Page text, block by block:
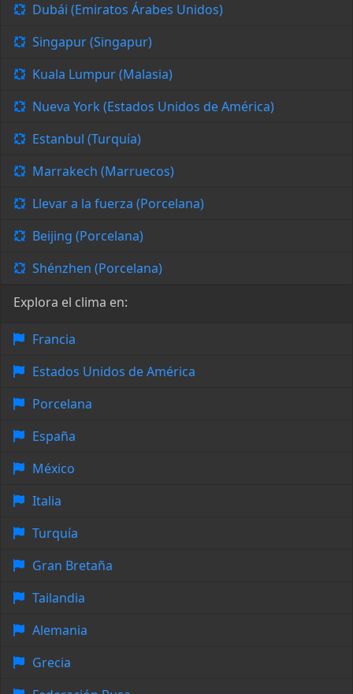
Dubái (Emiratos Árabes Unidos)
Singapur (Singapur)
Kuala Lumpur (Malasia)
Nueva York (Estados Unidos de América)
Estanbul (Turquía)
Marrakech (Marruecos)
Llevar a la fuerza (Porcelana)
Beijing (Porcelana)
Shénzhen (Porcelana)
Explora el clima en:
Francia
Estados Unidos de América
Porcelana
España
México
Italia
Turquía
Gran Bretaña
Tailandia
Alemania
Grecia